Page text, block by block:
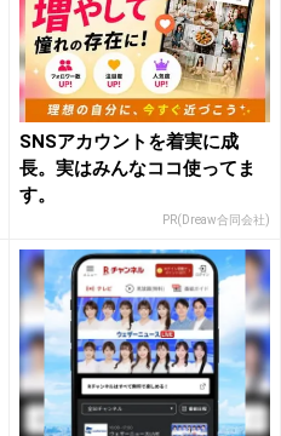
SNSアカウントを着実に成
長。実はみんなココ使ってま
す。
PR(Dreaw合同会社)